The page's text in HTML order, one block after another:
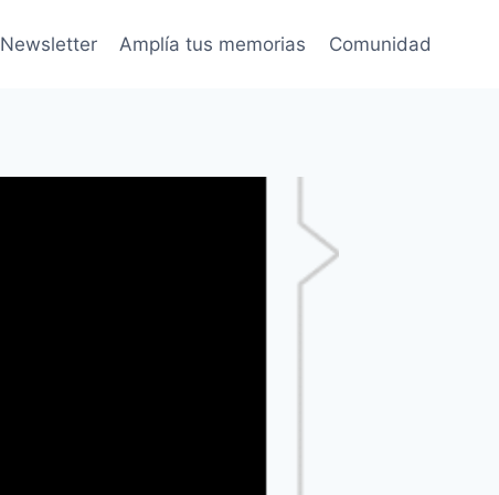
Newsletter Amplía tus memorias Comunidad